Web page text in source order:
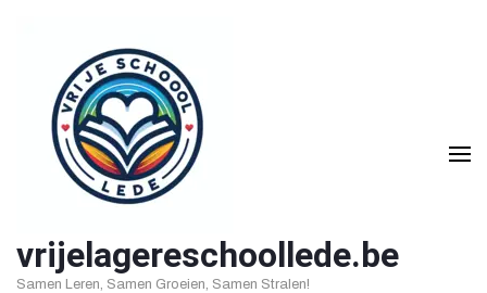
inhoud
vrijelagereschoollede.be
Samen Leren, Samen Groeien, Samen Stralen!